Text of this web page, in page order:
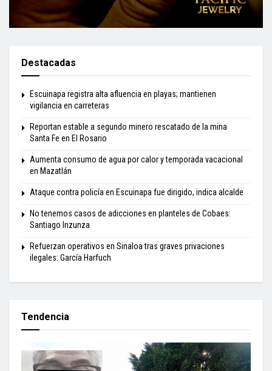
Destacadas
Escuinapa registra alta afluencia en playas; mantienen
vigilancia en carreteras
Reportan estable a segundo minero rescatado de la mina
Santa Fe en El Rosario
Aumenta consumo de agua por calor y temporada vacacional
en Mazatlán
Ataque contra policía en Escuinapa fue dirigido, indica alcalde
No tenemos casos de adicciones en planteles de Cobaes:
Santiago Inzunza
Refuerzan operativos en Sinaloa tras graves privaciones
ilegales: García Harfuch
Tendencia